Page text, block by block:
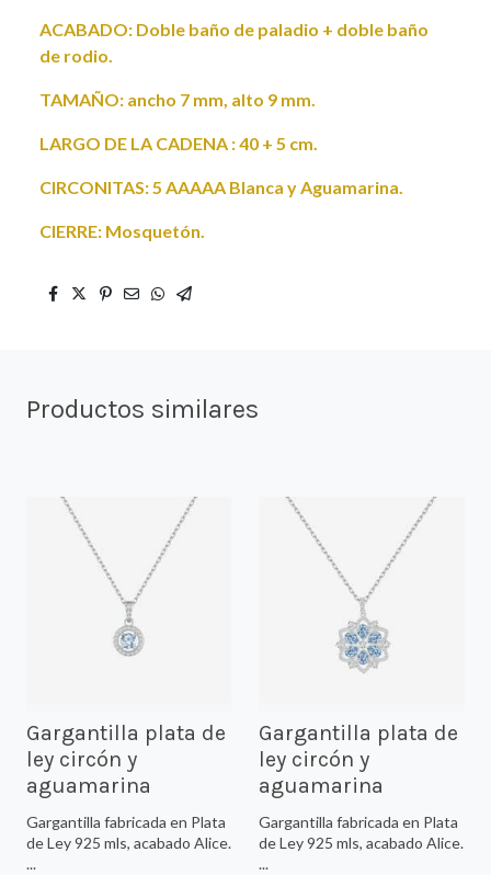
ACABADO: Doble baño de paladio + doble baño
de rodio.
TAMAÑO: ancho 7 mm, alto 9 mm.
LARGO DE LA CADENA : 40 + 5 cm.
CIRCONITAS: 5 AAAAA Blanca y Aguamarina.
CIERRE: Mosquetón.
Productos similares
Gargantilla plata de
ley circón y
aguamarina
Gargantilla fabricada en Plata
de Ley 925 mls, acabado Alice.
...
Gargantilla plata de
ley circón y
aguamarina
Gargantilla fabricada en Plata
de Ley 925 mls, acabado Alice.
...